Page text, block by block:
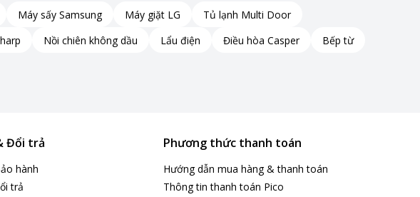
Máy sấy Samsung Máy giặt LG
Tủ lạnh Multi Door
Nồi chiên không dầu Lẩu điện Điều hòa Casper
Bếp từ
Đổi trả
hành
trả
Phương thức thanh toán
Hướng dẫn mua hàng & thanh toán
Thông tin thanh toán Pico